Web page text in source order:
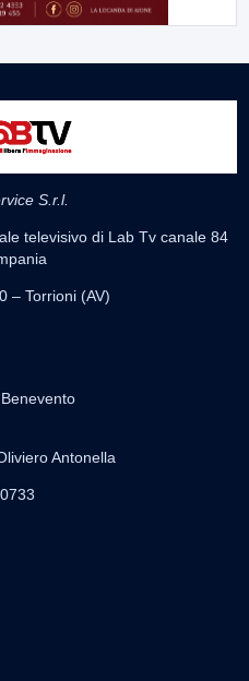
S.r.l.
televisivo di Lab Tv canale 84
– Torrioni (AV)
Antonella